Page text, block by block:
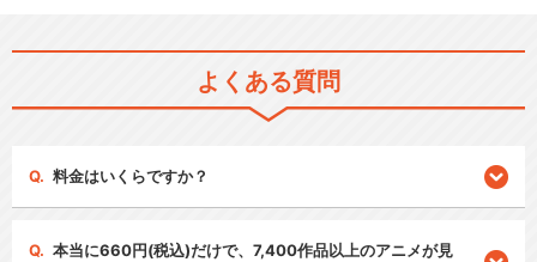
よくある質問
料金はいくらですか？
本当に660円(税込)だけで、7,400作品以上のアニメが見